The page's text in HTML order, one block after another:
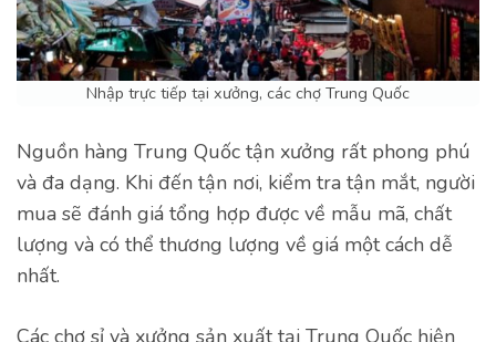
Nhập trực tiếp tại xưởng, các chợ Trung Quốc
Nguồn hàng Trung Quốc tận xưởng rất phong phú
và đa dạng. Khi đến tận nơi, kiểm tra tận mắt, người
mua sẽ đánh giá tổng hợp được về mẫu mã, chất
lượng và có thể thương lượng về giá một cách dễ
nhất.
Các chợ sỉ và xưởng sản xuất tại Trung Quốc hiện